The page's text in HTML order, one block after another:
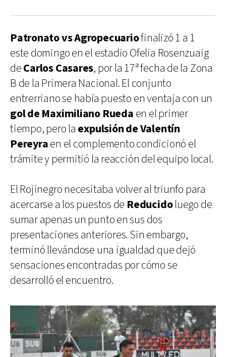
Patronato vs Agropecuariofinalizó 1 a 1
este domingo en el estadio Ofelia Rosenzuaig
deCarlos Casares, por la 17ª fecha de la Zona
B de la Primera Nacional. El conjunto
entrerriano se había puesto en ventaja con un
gol de Maximiliano Rueda en el primer
tiempo, pero la expulsión de Valentín
Pereyraen el complemento condicionó el
trámite y permitió la reacción del equipo local.
El Rojinegro necesitaba volver al triunfo para
acercarse a los puestos de Reducidoluego de
sumar apenas un punto en sus dos
presentaciones anteriores. Sin embargo,
terminó llevándose una igualdad que dejó
sensaciones encontradas por cómo se
desarrolló el encuentro.